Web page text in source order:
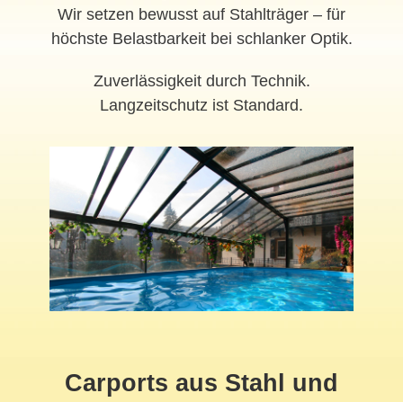
Wir setzen bewusst auf Stahlträger – für
höchste Belastbarkeit bei schlanker Optik.
Zuverlässigkeit durch Technik.
Langzeitschutz ist Standard.
Carports aus Stahl und